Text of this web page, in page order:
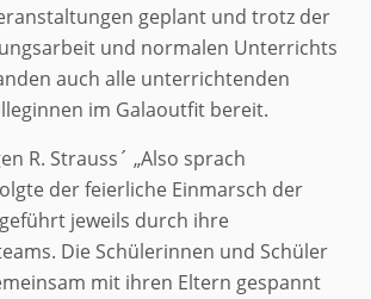
geplant und trotz der
und normalen Unterrichts
auch alle unterrichtenden
im Galaoutfit bereit.
R. Strauss´ „Also sprach
der feierliche Einmarsch der
jeweils durch ihre
Die Schülerinnen und Schüler
mit ihren Eltern gespannt